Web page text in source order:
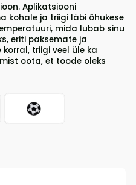
Aplikatsiooni
kohale ja triigi läbi õhukese
mida lubab sinu
eriti paksemate ja
triigi veel üle ka
oota, et toode oleks